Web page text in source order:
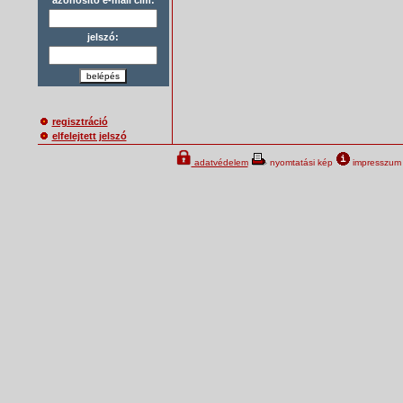
jelszó:
belépés
regisztráció
elfelejtett jelszó
adatvédelem nyomtatási kép impresszum